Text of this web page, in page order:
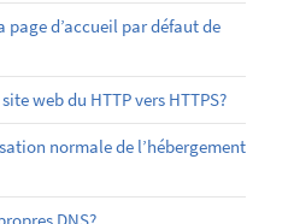
d’accueil par défaut de
web du HTTP vers HTTPS?
normale de l’hébergement